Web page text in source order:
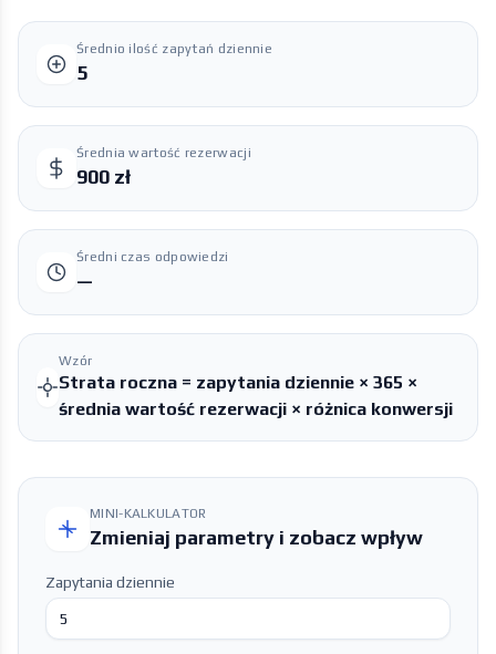
Średnio ilość zapytań dziennie
5
Średnia wartość rezerwacji
900 zł
Średni czas odpowiedzi
—
Wzór
Strata roczna = zapytania dziennie × 365 ×
średnia wartość rezerwacji × różnica konwersji
MINI-KALKULATOR
Zmieniaj parametry i zobacz wpływ
Zapytania dziennie